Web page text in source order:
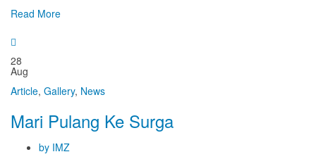
Read More
28
Aug
Article, Gallery, News
Mari Pulang Ke Surga
by IMZ